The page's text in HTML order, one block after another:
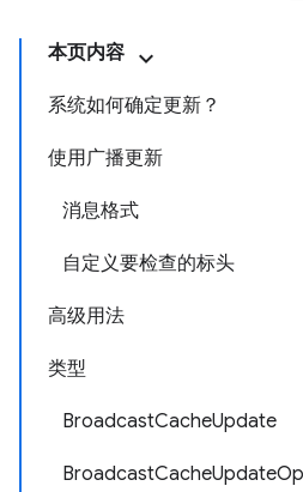
本页内容
系统如何确定更新？
使用广播更新
消息格式
自定义要检查的标头
高级用法
类型
BroadcastCacheUpdate